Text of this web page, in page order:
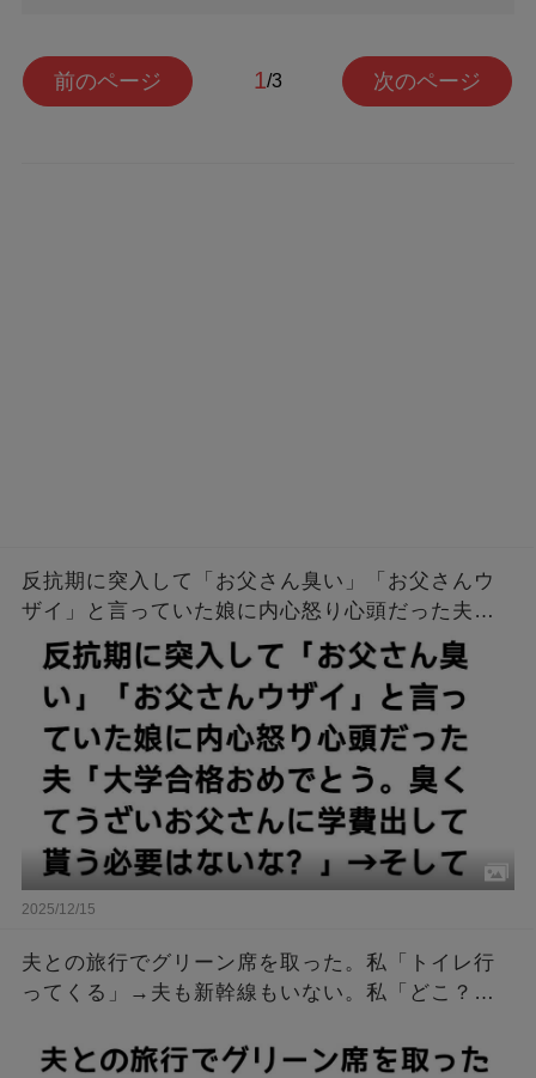
前のページ 1/3 次のページ
反抗期に突入して「お父さん臭い」「お父さんウ
ザイ」と言っていた娘に内心怒り心頭だった夫
「大学合格おめでとう。臭くてうざいお父さんに
学費出して貰う必要はないな？」→そして…
2025/12/15
夫との旅行でグリーン席を取った。私「トイレ行
ってくる」→夫も新幹線もいない。私「どこ？」